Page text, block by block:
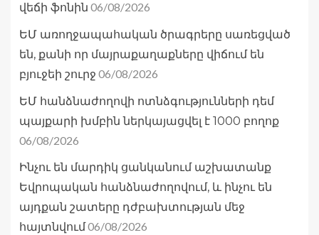
վեճի ֆոնին 06/08/2026
ԵՄ առողջապահական ծրագրերը սառեցված
են, քանի որ մայրաքաղաքները վիճում են
բյուջեի շուրջ 06/08/2026
ԵՄ հանձնաժողովի ոտնձգությունների դեմ
պայքարի խմբին ներկայացվել է 1000 բողոք
06/08/2026
Ինչու են մարդիկ ցանկանում աշխատանք
Եվրոպական հանձնաժողովում, և ինչու են
այդքան շատերը դժբախտության մեջ
հայտնվում06/08/2026